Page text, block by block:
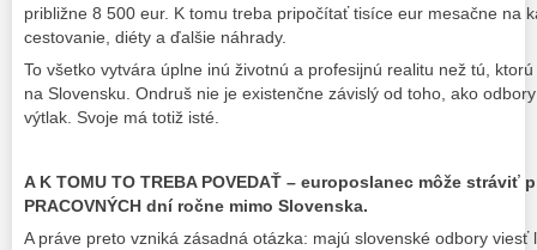
približne 8 500 eur. K tomu treba pripočítať tisíce eur mesačne na
cestovanie, diéty a ďalšie náhrady.
To všetko vytvára úplne inú životnú a profesijnú realitu než tú,
na Slovensku. Ondruš nie je existenčne závislý od toho, ako
výtlak. Svoje má totiž isté.
A K TOMU TO TREBA POVEDAŤ – europoslanec môže stráviť
PRACOVNÝCH dní ročne mimo Slovenska.
A práve preto vzniká zásadná otázka: majú slovenské odbory